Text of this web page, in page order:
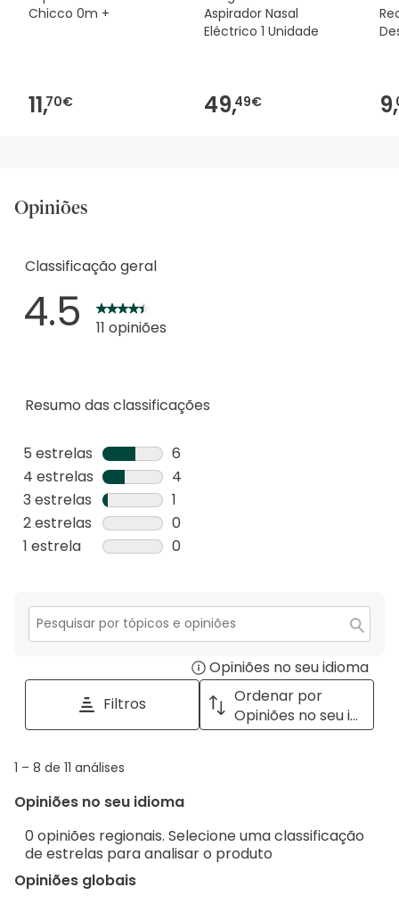
Chicco 0m +
11,70€
Aspirador Nasal
Eléctrico 1 Unidade
49,49€ 9,
Opiniões
Resumo das classificações
5 estrelas estrelas
6
6
análises
com
5
4 estrelas estrelas
4
4
análises
com
3 estrelas estrelas
1
1
análise
estrelas.
2 estrelas estrelas
0
0
2
estrelas.
1 estrela estrelas
0
com
1
Classificação geral
4.5 11 opiniões
Secção
Opiniões no seu idioma
a
with
Filtros
Ordenar por
Opiniões no seu idioma
1
8
análises
1 – 8 de 11 análises
Opiniões no seu idioma
0 opiniões regionais. Selecione uma classificação
de estrelas para analisar o produto
Opiniões globais